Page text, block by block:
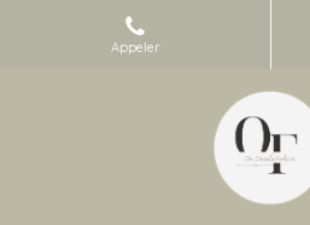
Appeler